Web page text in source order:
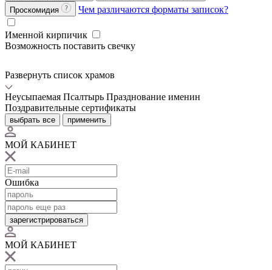
Проскомидия
Чем различаются форматы записок?
Именной кирпичик
Возможность поставить свечку
Развернуть список храмов
Неусыпаемая Псалтырь Празднование именин
Поздравительные сертификаты
выбрать все применить
МОЙ КАБИНЕТ
Ошибка
зарегистрироваться
МОЙ КАБИНЕТ